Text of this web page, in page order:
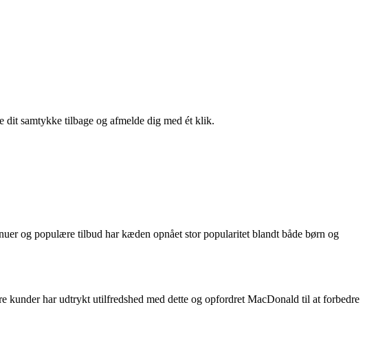
samtykke tilbage og afmelde dig med ét klik.
og populære tilbud har kæden opnået stor popularitet blandt både børn og
har udtrykt utilfredshed med dette og opfordret MacDonald til at forbedre